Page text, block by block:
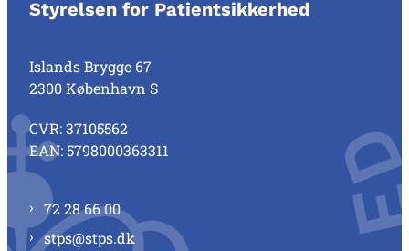
Styrelsen for Patientsikkerhed
Islands Brygge 67
2300 København S
CVR: 37105562
EAN: 5798000363311
72 28 66 00
stps@stps.dk